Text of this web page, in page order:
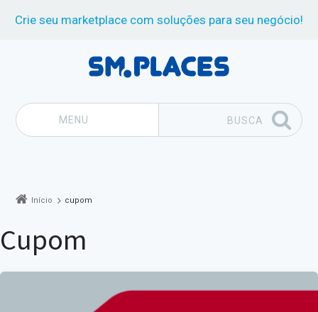
Crie seu marketplace com soluções para seu negócio!
MENU BUSCA
Início cupom
cupom